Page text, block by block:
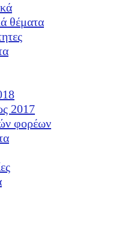
θέματα
2017
φορέων